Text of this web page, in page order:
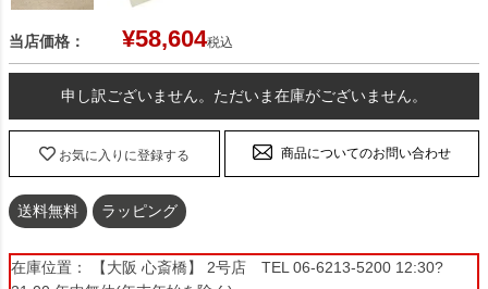
当店価格： ¥58,604税込
申し訳ございません。ただいま在庫がございません。
お気に入りに登録する 商品についてのお問い合わせ
送料無料 ラッピング
在庫位置： 【大阪 心斎橋】 2号店 TEL 06-6213-5200 12:30?